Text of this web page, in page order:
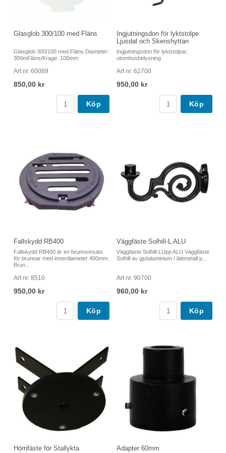
Glasglob 300/100 med Fläns
Glasglob 300/100 med Fläns Diameter:
300mFläns/Krage: 100mm
Art nr. 60089
850,00 kr
Köp
Ingjutningsdon för lyktstolpe
Ljusdal och Skenshyttan
Ingjutningsdon för lyktstolpar,
utomhusbelysning
Art nr. 62700
950,00 kr
Köp
Fallskydd RB400
Fallskydd RB400 är en brunnsinsats
för brunnar med innerdiameter 400mm.
Brun...
Art nr. 8510
950,00 kr
Köp
Väggfäste Solhill-L ALU
Väggfäste Solhill-LUpp ALU Väggfäste
Solhill av gjutaluminium / lättmetall p...
Art nr. 90700
960,00 kr
Köp
Hörnfäste för Stallykta
Adapter 60mm